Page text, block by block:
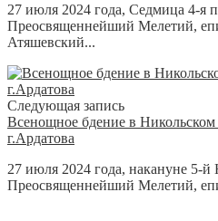
27 июля 2024 года, Седмица 4-я
Преосвященнейший Мелетий,
Атяшевский...
Следующая запись
Всенощное бдение в Никольском
г.Ардатова
27 июля 2024 года, накануне 5-
Преосвященнейший Мелетий,